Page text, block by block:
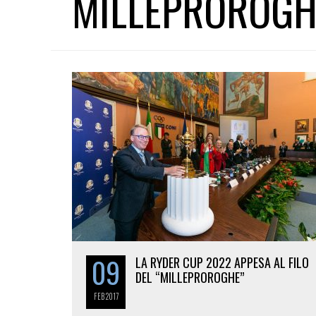
09
FEB2017
LA RYDER CUP 2022 APPESA AL FILO
DEL “MILLEPROROGHE”